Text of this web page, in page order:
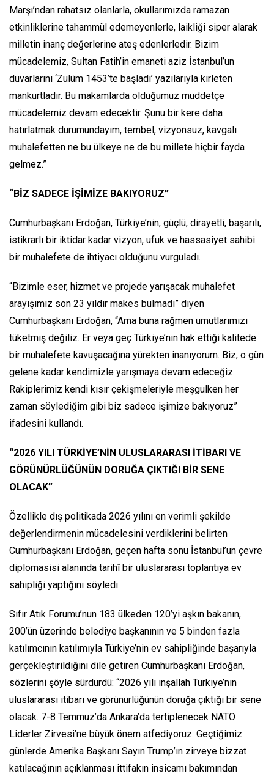
Marşı’ndan rahatsız olanlarla, okullarımızda ramazan
etkinliklerine tahammül edemeyenlerle, laikliği siper alarak
milletin inanç değerlerine ateş edenlerledir. Bizim
mücadelemiz, Sultan Fatih’in emaneti aziz İstanbul’un
duvarlarını ‘Zulüm 1453’te başladı’ yazılarıyla kirleten
mankurtladır. Bu makamlarda olduğumuz müddetçe
mücadelemiz devam edecektir. Şunu bir kere daha
hatırlatmak durumundayım, tembel, vizyonsuz, kavgalı
muhalefetten ne bu ülkeye ne de bu millete hiçbir fayda
gelmez.”
“BİZ SADECE İŞİMİZE BAKIYORUZ”
Cumhurbaşkanı Erdoğan, Türkiye’nin, güçlü, dirayetli, başarılı,
istikrarlı bir iktidar kadar vizyon, ufuk ve hassasiyet sahibi
bir muhalefete de ihtiyacı olduğunu vurguladı.
“Bizimle eser, hizmet ve projede yarışacak muhalefet
arayışımız son 23 yıldır makes bulmadı” diyen
Cumhurbaşkanı Erdoğan, “Ama buna rağmen umutlarımızı
tüketmiş değiliz. Er veya geç Türkiye’nin hak ettiği kalitede
bir muhalefete kavuşacağına yürekten inanıyorum. Biz, o gün
gelene kadar kendimizle yarışmaya devam edeceğiz.
Rakiplerimiz kendi kısır çekişmeleriyle meşgulken her
zaman söylediğim gibi biz sadece işimize bakıyoruz”
ifadesini kullandı.
“2026 YILI TÜRKİYE’NİN ULUSLARARASI İTİBARI VE
GÖRÜNÜRLÜĞÜNÜN DORUĞA ÇIKTIĞI BİR SENE
OLACAK”
Özellikle dış politikada 2026 yılını en verimli şekilde
değerlendirmenin mücadelesini verdiklerini belirten
Cumhurbaşkanı Erdoğan, geçen hafta sonu İstanbul’un çevre
diplomasisi alanında tarihî bir uluslararası toplantıya ev
sahipliği yaptığını söyledi.
Sıfır Atık Forumu’nun 183 ülkeden 120’yi aşkın bakanın,
200’ün üzerinde belediye başkanının ve 5 binden fazla
katılımcının katılımıyla Türkiye’nin ev sahipliğinde başarıyla
gerçekleştirildiğini dile getiren Cumhurbaşkanı Erdoğan,
sözlerini şöyle sürdürdü: “2026 yılı inşallah Türkiye’nin
uluslararası itibarı ve görünürlüğünün doruğa çıktığı bir sene
olacak. 7-8 Temmuz’da Ankara’da tertiplenecek NATO
Liderler Zirvesi’ne büyük önem atfediyoruz. Geçtiğimiz
günlerde Amerika Başkanı Sayın Trump’ın zirveye bizzat
katılacağının açıklanması ittifakın insicamı bakımından